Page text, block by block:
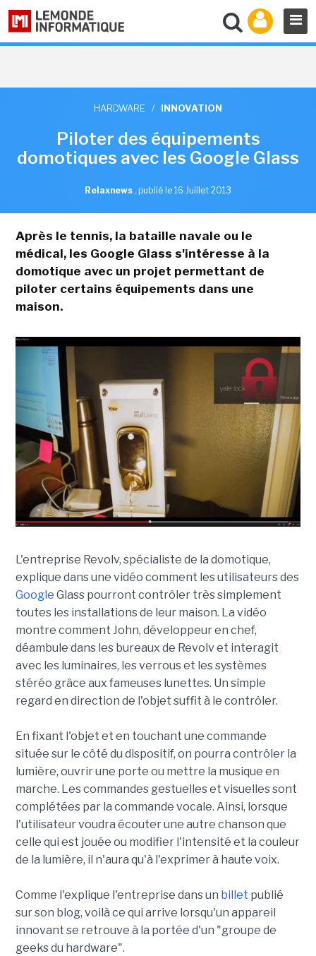
HARDWARE / INNOVATION
Piloter des équipements
domotiques avec les Google Glass
Relaxnews , publié le 16 Juillet 2013
Après le tennis, la bataille navale ou le
médical, les Google Glass s'intéresse à la
domotique avec un projet permettant de
piloter certains équipements dans une
maison.
L'entreprise Revolv, spécialiste de la domotique,
explique dans une vidéo comment les utilisateurs des
Google Glass pourront contrôler très simplement
toutes les installations de leur maison. La vidéo
montre comment John, développeur en chef,
déambule dans les bureaux de Revolv et interagit
avec les luminaires, les verrous et les systèmes
stéréo grâce aux fameuses lunettes. Un simple
regard en direction de l'objet suffit à le contrôler.
En fixant l'objet et en touchant une commande
située sur le côté du dispositif, on pourra contrôler la
lumière, ouvrir une porte ou mettre la musique en
marche. Les commandes gestuelles et visuelles sont
complétées par la commande vocale. Ainsi, lorsque
l'utilisateur voudra écouter une autre chanson que
celle qui est jouée ou modifier l'intensité et la couleur
de la lumière, il n'aura qu'à l'exprimer à haute voix.
Comme l'explique l'entreprise dans un billet publié
sur son blog, voilà ce qui arrive lorsqu'un appareil
innovant se retrouve à la portée d'un "groupe de
geeks du hardware".